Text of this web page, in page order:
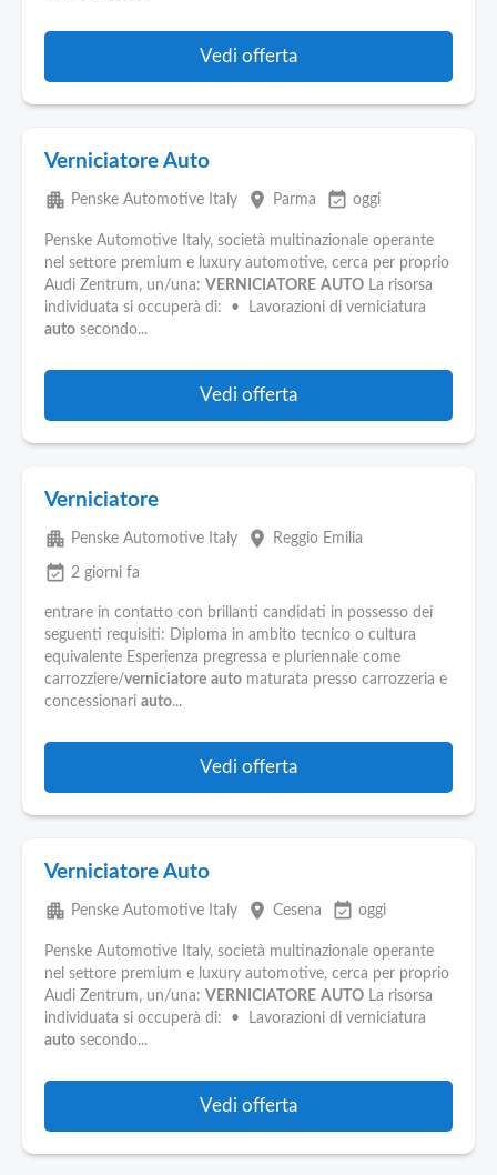
Vedi offerta
Verniciatore Auto
apartment Penske Automotive Italy place Parma event_available oggi
Penske Automotive Italy, società multinazionale operante
nel settore premium e luxury automotive, cerca per proprio
Audi Zentrum, un/una: VERNICIATORE AUTO La risorsa
individuata si occuperà di: • Lavorazioni di verniciatura
auto secondo...
Vedi offerta
Verniciatore
apartment Penske Automotive Italy place Reggio Emilia
event_available 2 giorni fa
entrare in contatto con brillanti candidati in possesso dei
seguenti requisiti: Diploma in ambito tecnico o cultura
equivalente Esperienza pregressa e pluriennale come
carrozziere/verniciatore auto maturata presso carrozzeria e
concessionari auto...
Vedi offerta
Verniciatore Auto
apartment Penske Automotive Italy place Cesena event_available oggi
Penske Automotive Italy, società multinazionale operante
nel settore premium e luxury automotive, cerca per proprio
Audi Zentrum, un/una: VERNICIATORE AUTO La risorsa
individuata si occuperà di: • Lavorazioni di verniciatura
auto secondo...
Vedi offerta